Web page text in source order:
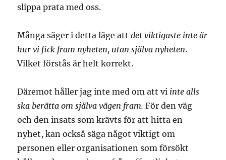
slippa prata med oss.
Många säger i detta läge attdet viktigaste inte är
hur vi fick fram nyheten, utan själva nyheten.
Vilket förstås är helt korrekt.
Däremot håller jag inte med om att vi inte alls
ska berätta om själva vägen fram. För den väg
och den insats som krävts för att hitta en
nyhet, kan också säga något viktigt om
personen eller organisationen som försökt